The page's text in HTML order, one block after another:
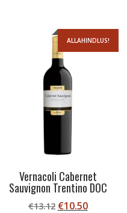
ALLAHINDLUS!
Vernacoli Cabernet
Sauvignon Trentino DOC
€13.12 Algne
€10.50Current